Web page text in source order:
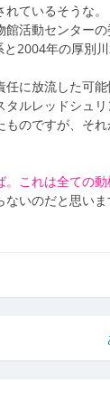
ているそうな。
活動センター
2004年の厚別
に放流した可能
ルレッドシュ
のですが、そ
これは全ての動
いのだと思いま